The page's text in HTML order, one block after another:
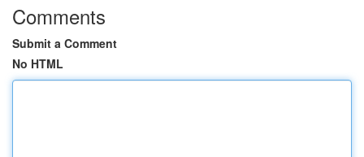
Comments
Submit a Comment
No HTML